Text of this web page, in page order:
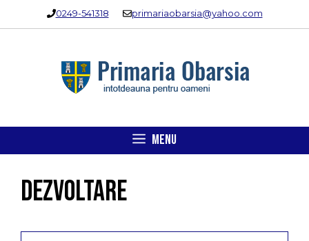
0249-541318 primariaobarsia@yahoo.com
MENU
DEZVOLTARE